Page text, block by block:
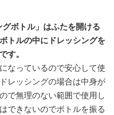
ボトル」はふたを開ける
トルの中にドレッシングを
す。
なっているので安心して使
レッシングの場合は中身が
で無理のない範囲で使用し
できないのでボトルを振る